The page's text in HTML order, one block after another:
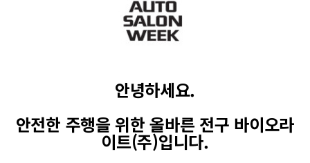
안녕하세요.
안전한 주행을 위한 올바른 전구 바이오라
이트(주)입니다.